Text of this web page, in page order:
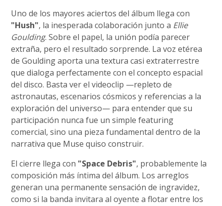
Uno de los mayores aciertos del álbum llega con
"Hush", la inesperada colaboración junto a Ellie
Goulding. Sobre el papel, la unión podía parecer
extraña, pero el resultado sorprende. La voz etérea
de Goulding aporta una textura casi extraterrestre
que dialoga perfectamente con el concepto espacial
del disco. Basta ver el videoclip —repleto de
astronautas, escenarios cósmicos y referencias a la
exploración del universo— para entender que su
participación nunca fue un simple featuring
comercial, sino una pieza fundamental dentro de la
narrativa que Muse quiso construir.
El cierre llega con "Space Debris", probablemente la
composición más íntima del álbum. Los arreglos
generan una permanente sensación de ingravidez,
como si la banda invitara al oyente a flotar entre los